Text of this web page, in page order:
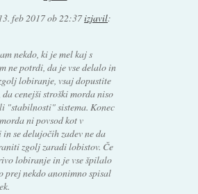
feb 2017 ob 22:37izjavil:
nekdo, ki je mel kaj s
ne potrdi, da je vse delalo in
lobiranje, vsaj dopustite
da cenejši stroški morda niso
"stabilnosti" sistema. Konec
ni povsod kot v
se delujočih zadev ne da
zgolj zaradi lobistov. Če
lobiranje in je vse špilalo
prej nekdo anonimno spisal